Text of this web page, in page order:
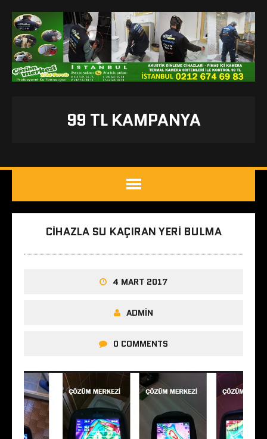
99 TL KAMPANYA
CIHAZLA SU KAÇIRAN YERI BULMA
4 MART 2017
ADMIN
0 COMMENTS